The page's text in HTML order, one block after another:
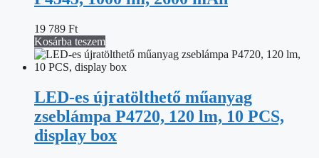
19 789 Ft
Kosárba teszem
LED-es újratölthető műanyag
zseblámpa P4720, 120 lm, 10 PCS,
display box